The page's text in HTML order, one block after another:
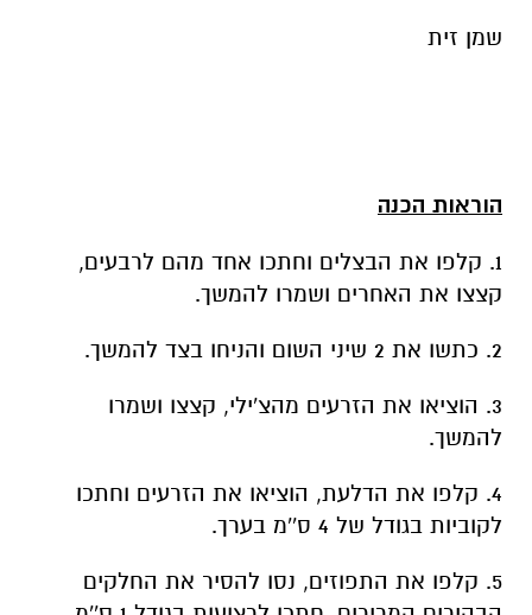
שמן זית
הוראות הכנה
1. קלפו את הבצלים וחתכו אחד מהם לרבעים,
קצצו את האחרים ושמרו להמשך.
2. כתשו את 2 שיני השום והניחו בצד להמשך.
3. הוציאו את הזרעים מהצ'ילי, קצצו ושמרו
להמשך.
4. קלפו את הדלעת, הוציאו את הזרעים וחתכו
לקוביות בגודל של 4 ס''מ בערך.
5. קלפו את התפוזים, נסו להסיר את החלקים